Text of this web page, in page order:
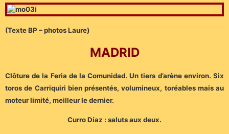
(Texte BP – photos Laure)
MADRID
Clôture de la Feria de la Comunidad. Un tiers d’arène environ. Six
toros de Carriquiri bien présentés, volumineux, toréables mais au
moteur limité, meilleur le dernier.
Curro Díaz : saluts aux deux.